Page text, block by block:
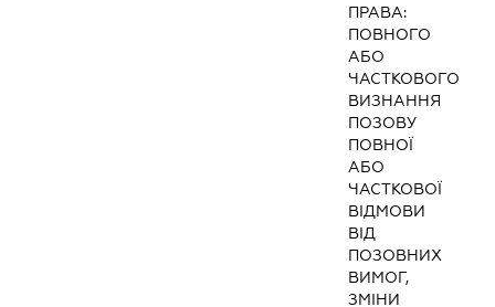
ПРАВА:
ПОВНОГО
АБО
ЧАСТКОВОГО
ВИЗНАННЯ
ПОЗОВУ
ПОВНОЇ
АБО
ЧАСТКОВОЇ
ВІДМОВИ
ВІД
ПОЗОВНИХ
ВИМОГ,
ЗМІНИ